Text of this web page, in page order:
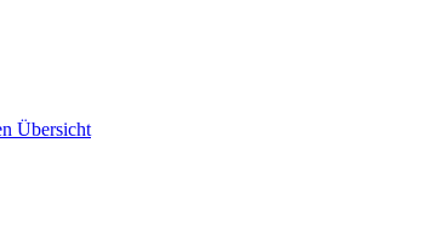
Übersicht